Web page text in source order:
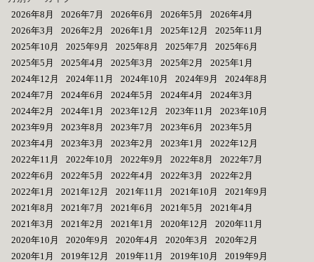
2026年8月
2026年7月 2026年6月 2026年5月
2026年4月
2026年3月
2026年2月 2026年1月 2025年12月
2025年11月
2025年10月
2025年9月 2025年8月 2025年7月
2025年6月
2025年5月
2025年4月 2025年3月 2025年2月
2025年1月
2024年12月
2024年11月 2024年10月 2024年9月
2024年8月
2024年7月
2024年6月 2024年5月 2024年4月
2024年3月
2024年2月
2024年1月 2023年12月 2023年11月
2023年10月
2023年9月
2023年8月 2023年7月 2023年6月
2023年5月
2023年4月
2023年3月 2023年2月 2023年1月
2022年12月
2022年11月
2022年10月 2022年9月 2022年8月
2022年7月
2022年6月
2022年5月 2022年4月 2022年3月
2022年2月
2022年1月
2021年12月 2021年11月 2021年10月
2021年9月
2021年8月
2021年7月 2021年6月 2021年5月
2021年4月
2021年3月
2021年2月 2021年1月 2020年12月
2020年11月
2020年10月
2020年9月 2020年4月 2020年3月
2020年2月
2020年1月
2019年12月 2019年11月 2019年10月
2019年9月